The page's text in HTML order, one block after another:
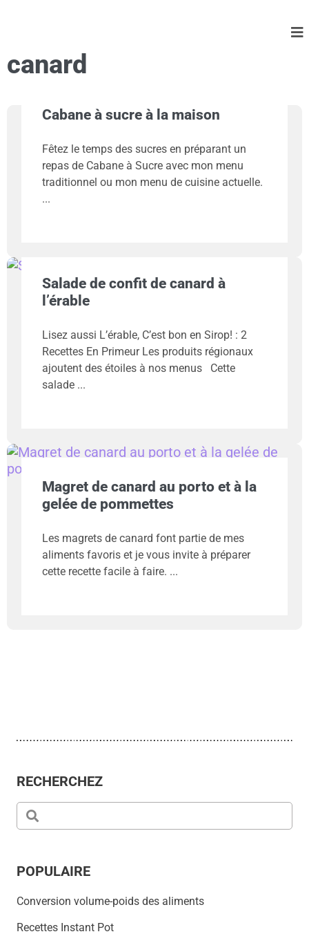
canard
Cabane à sucre à la maison
Fêtez le temps des sucres en préparant un
repas de Cabane à Sucre avec mon menu
traditionnel ou mon menu de cuisine actuelle.
Salade de confit de canard à
l’érable
Lisez aussi L’érable, C’est bon en Sirop! : 2
Recettes En Primeur Les produits régionaux
ajoutent des étoiles à nos menus Cette
salade
Magret de canard au porto et à la
gelée de pommettes
Les magrets de canard font partie de mes
aliments favoris et je vous invite à préparer
cette recette facile à faire.
RECHERCHEZ
POPULAIRE
Conversion volume-poids des aliments
Recettes Instant Pot